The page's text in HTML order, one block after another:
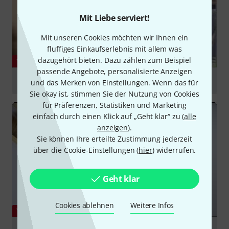
Mit Liebe serviert!
Mit unseren Cookies möchten wir Ihnen ein
fluffiges Einkaufserlebnis mit allem was
dazugehört bieten. Dazu zählen zum Beispiel
passende Angebote, personalisierte Anzeigen
und das Merken von Einstellungen. Wenn das für
Sie okay ist, stimmen Sie der Nutzung von Cookies
für Präferenzen, Statistiken und Marketing
einfach durch einen Klick auf „Geht klar“ zu (alle
anzeigen).
Sie können Ihre erteilte Zustimmung jederzeit
über die Cookie-Einstellungen (hier) widerrufen.
Geht klar
Cookies ablehnen Weitere Infos
YOUTUBE
A New Flagship The AKG K812 Professional Reference
abspielen
YOUTUBE